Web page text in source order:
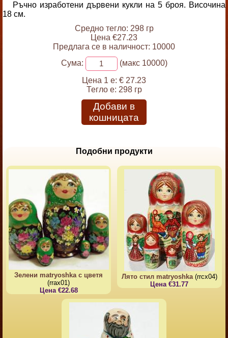
Ръчно изработени дървени кукли на 5 броя. Височина
18 см.
Средно тегло: 298 гр
Цена €27.23
Предлага се в наличност: 10000
Сума:
(макс 10000)
Цена 1 е: € 27.23
Тегло е: 298 гр
Добави в
кошницата
Подобни продукти
Зелени matryoshka с цветя
(rrax01)
Цена €22.68
Лято стил matryoshka(rrcx04)
Цена €31.77